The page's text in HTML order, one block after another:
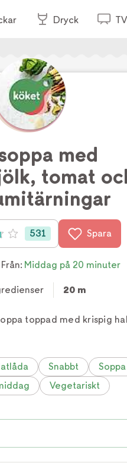
Dryck
med
tomat
5 (531 röster)
531 Spara
Från: Middag på 20 minuter
20 m
toppad med krispig
Snabbt
Soppa
Vegetariskt